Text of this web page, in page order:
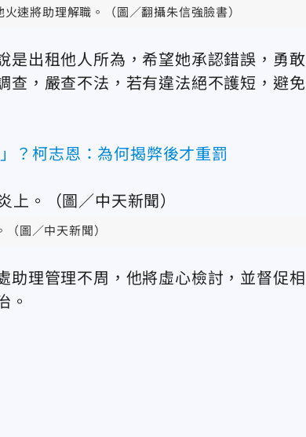
速將助理解職。（圖／翻攝朱信強臉書）
是出租他人所為，希望她承認錯誤，勇敢
查，嚴查不法，若有違法絕不護短，避免
？柯志恩：為何揭弊後才重罰
圖／中天新聞）
助理管理不周，他將虛心檢討，並督促相
。